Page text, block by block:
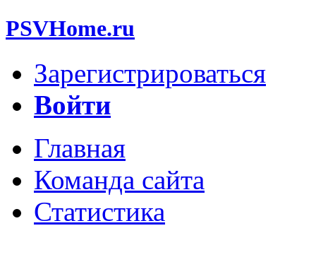
PSVHome.ru
Зарегистрироваться
Войти
Главная
Команда сайта
Статистика